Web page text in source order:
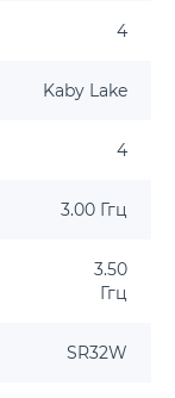
4
Kaby Lake
4
3.00 Ггц
3.50
Ггц
SR32W